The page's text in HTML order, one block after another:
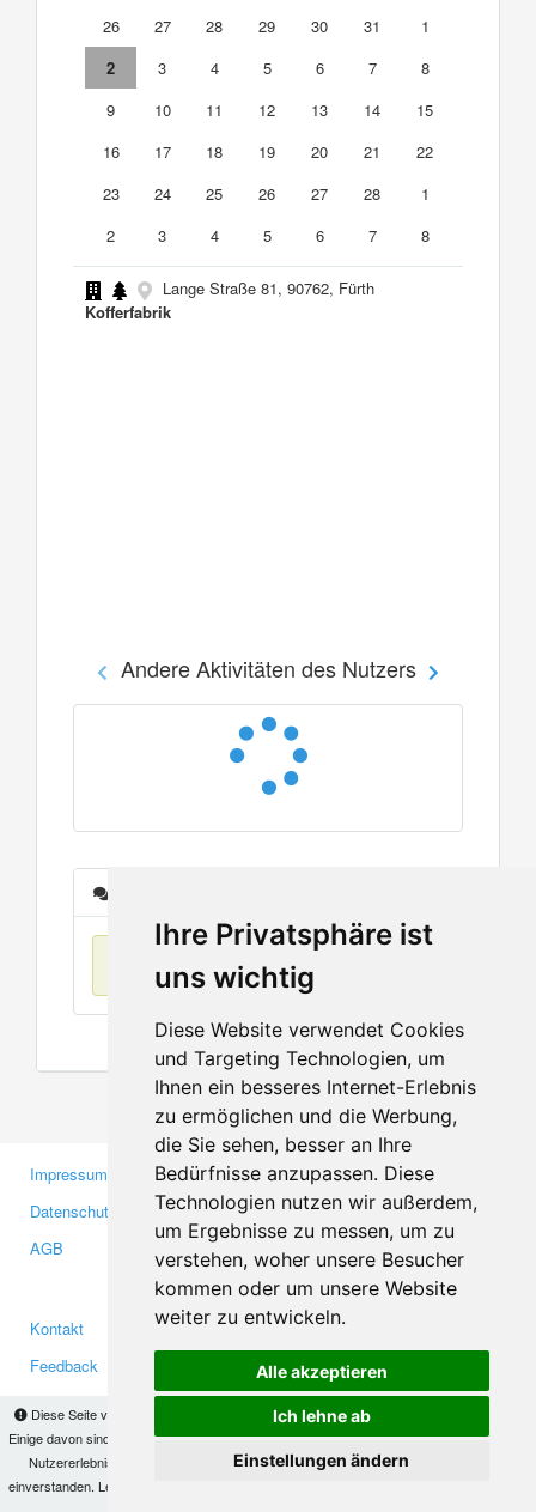
Ihre Privatsphäre ist
uns wichtig
Diese Website verwendet Cookies
und Targeting Technologien, um
Ihnen ein besseres Internet-Erlebnis
zu ermöglichen und die Werbung,
die Sie sehen, besser an Ihre
Bedürfnisse anzupassen. Diese
Technologien nutzen wir außerdem,
um Ergebnisse zu messen, um zu
verstehen, woher unsere Besucher
kommen oder um unsere Website
weiter zu entwickeln.
Alle akzeptieren
Ich lehne ab
Einstellungen ändern
Diese Seite verwendet Cookies, um Informationen auf Ihrem Computer zu speichern.
Einige davon sind notwendig, damit unsere Seite funktioniert, andere helfen uns dabei, das
Nutzererlebnis zu verbessern. Mit der Nutzung dieser Seite erklären Sie sich damit
einverstanden. Lesen Sie unsere
26
27 28 29 30 31
1
2
3 4 5 6 7
8
9
10 11 12 13 14
15
16
17 18 19 20 21
22
23
24 25 26 27 28
1
2
3 4 5 6 7 8
Lange Straße 81, 90762, Fürth
Kofferfabrik
Andere Aktivitäten des Nutzers
Keine Einträge
Impressum
Datenschutzerklärung
AGB
Gewerbetreibende
Investoren
Medien
Kontakt
Feedback
Facebook
Twitter
YouTube
Google+